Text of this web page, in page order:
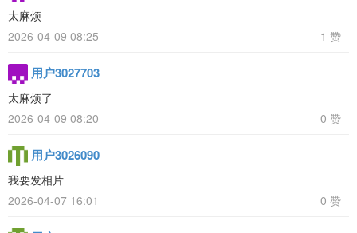
太麻烦
2026-04-09 08:25
1 赞
用户3027703
太麻烦了
2026-04-09 08:20
0 赞
用户3026090
我要发相片
2026-04-07 16:01
0 赞